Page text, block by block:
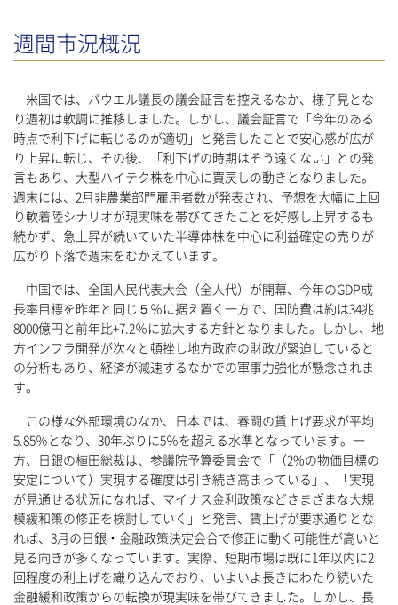
週間市況概況
米国では、パウエル議長の議会証言を控えるなか、様子見とな
り週初は軟調に推移しました。しかし、議会証言で「今年のある
時点で利下げに転じるのが適切」と発言したことで安心感が広が
り上昇に転じ、その後、「利下げの時期はそう遠くない」との発
言もあり、大型ハイテク株を中心に買戻しの動きとなりました。
週末には、2月非農業部門雇用者数が発表され、予想を大幅に上回
り軟着陸シナリオが現実味を帯びてきたことを好感し上昇するも
続かず、急上昇が続いていた半導体株を中心に利益確定の売りが
広がり下落で週末をむかえています。
中国では、全国人民代表大会（全人代）が開幕、今年のGDP成
長率目標を昨年と同じ５％に据え置く一方で、国防費は約は34兆
8000億円と前年比+7.2％に拡大する方針となりました。しかし、地
方インフラ開発が次々と頓挫し地方政府の財政が緊迫していると
の分析もあり、経済が減速するなかでの軍事力強化が懸念されま
す。
この様な外部環境のなか、日本では、春闘の賃上げ要求が平均
5.85％となり、30年ぶりに5％を超える水準となっています。一
方、日銀の植田総裁は、参議院予算委員会で「（2%の物価目標の
安定について）実現する確度は引き続き高まっている」、「実現
が見通せる状況になれば、マイナス金利政策などさまざまな大規
模緩和策の修正を検討していく」と発言、賃上げが要求通りとな
れば、3月の日銀・金融政策決定会合で修正に動く可能性が高いと
見る向きが多くなっています。実際、短期市場は既に1年以内に2
回程度の利上げを織り込んでおり、いよいよ長きにわたり続いた
金融緩和政策からの転換が現実味を帯びてきました。しかし、長